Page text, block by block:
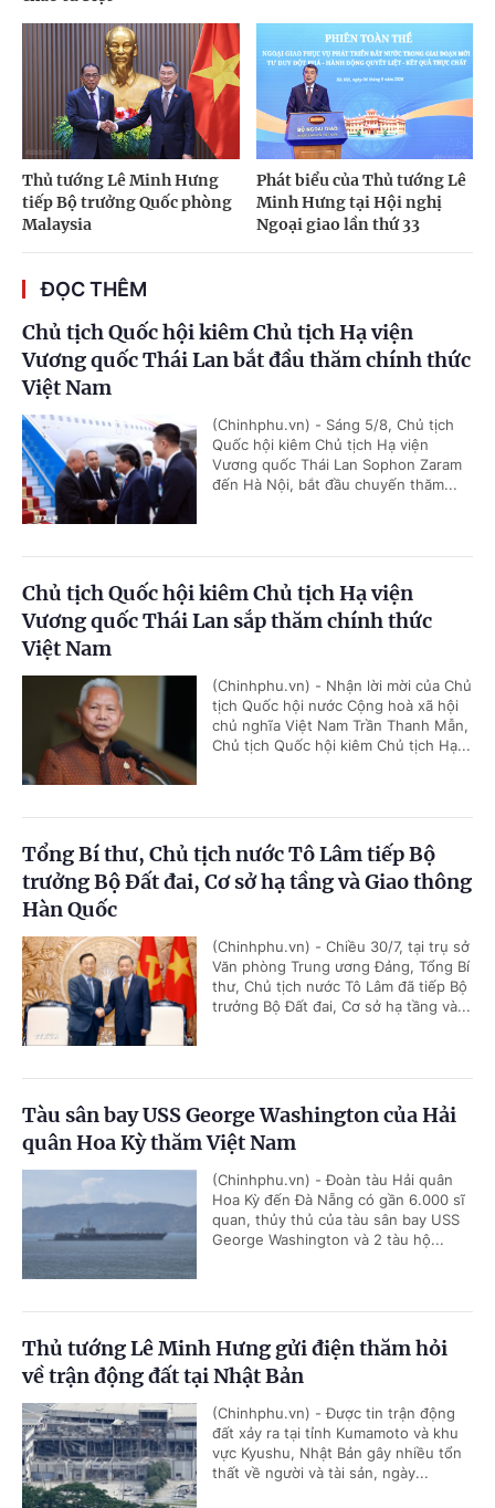
Thủ tướng Lê Minh Hưng
tiếp Bộ trưởng Quốc phòng
Malaysia
Phát biểu của Thủ tướng Lê
Minh Hưng tại Hội nghị
Ngoại giao lần thứ 33
ĐỌC THÊM
Chủ tịch Quốc hội kiêm Chủ tịch Hạ viện
Vương quốc Thái Lan bắt đầu thăm chính thức
Việt Nam
(Chinhphu.vn) - Sáng 5/8, Chủ tịch
Quốc hội kiêm Chủ tịch Hạ viện
Vương quốc Thái Lan Sophon Zaram
đến Hà Nội, bắt đầu chuyến thăm...
Chủ tịch Quốc hội kiêm Chủ tịch Hạ viện
Vương quốc Thái Lan sắp thăm chính thức
Việt Nam
(Chinhphu.vn) - Nhận lời mời của Chủ
tịch Quốc hội nước Cộng hoà xã hội
chủ nghĩa Việt Nam Trần Thanh Mẫn,
Chủ tịch Quốc hội kiêm Chủ tịch Hạ...
Tổng Bí thư, Chủ tịch nước Tô Lâm tiếp Bộ
trưởng Bộ Đất đai, Cơ sở hạ tầng và Giao thông
Hàn Quốc
(Chinhphu.vn) - Chiều 30/7, tại trụ sở
Văn phòng Trung ương Đảng, Tổng Bí
thư, Chủ tịch nước Tô Lâm đã tiếp Bộ
trưởng Bộ Đất đai, Cơ sở hạ tầng và...
Tàu sân bay USS George Washington của Hải
quân Hoa Kỳ thăm Việt Nam
(Chinhphu.vn) - Đoàn tàu Hải quân
Hoa Kỳ đến Đà Nẵng có gần 6.000 sĩ
quan, thủy thủ của tàu sân bay USS
George Washington và 2 tàu hộ...
Thủ tướng Lê Minh Hưng gửi điện thăm hỏi
về trận động đất tại Nhật Bản
(Chinhphu.vn) - Được tin trận động
đất xảy ra tại tỉnh Kumamoto và khu
vực Kyushu, Nhật Bản gây nhiều tổn
thất về người và tài sản, ngày...